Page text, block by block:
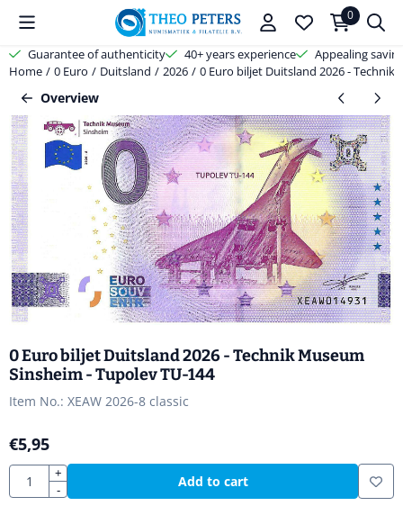
Cookie preferences are available. Choose settings or allow all
0
Guarantee of authenticity 40+ years experience
Appealing
Home / 0 Euro / Duitsland / 2026 / 0 Euro biljet Duitsland 2026 - Technik
Overview
0 Euro biljet Duitsland 2026 - Technik Museum
Sinsheim - Tupolev TU-144
Item No.: XEAW 2026-8 classic
€5,95
Quantity
+
-
Add to cart